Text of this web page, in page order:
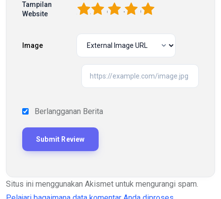
Tampilan
Website
5
4
3
2
Image
Berlangganan Berita
Situs ini menggunakan Akismet untuk mengurangi spam.